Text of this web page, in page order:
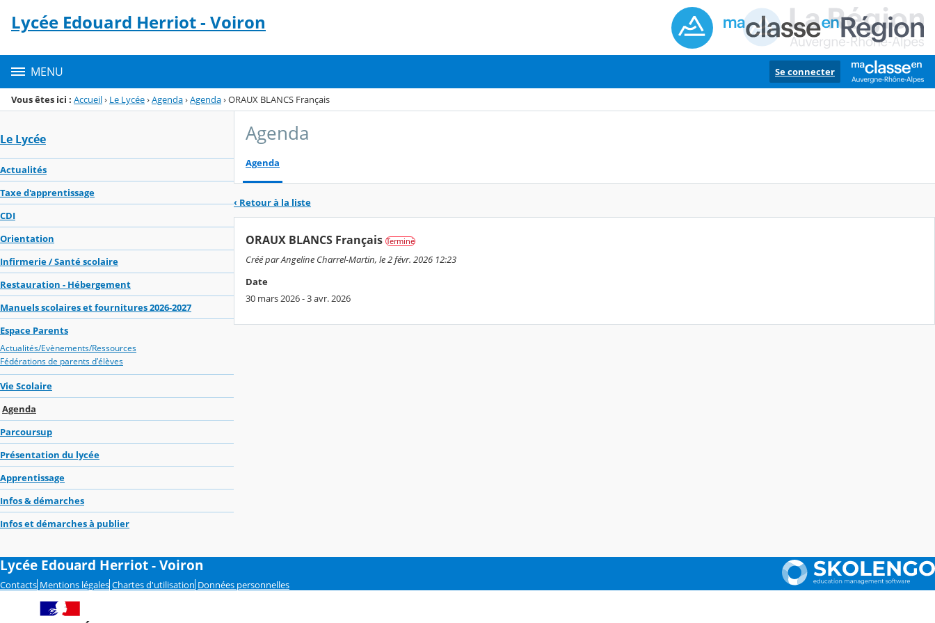
Menu de la rubrique
Contenu
Lycée Edouard Herriot - Voiron
MENU Se connecter
Vous êtes ici : Accueil› Le Lycée›Agenda›Agenda›ORAUX BLANCS Français
Le Lycée
Actualités
Taxe d'apprentissage
CDI
Orientation
Infirmerie / Santé scolaire
Restauration - Hébergement
Manuels scolaires et fournitures 2026-2027
Espace Parents
Actualités/Evènements/Ressources
Fédérations de parents d'élèves
Vie Scolaire
Agenda
Parcoursup
Présentation du lycée
Apprentissage
Infos & démarches
Infos et démarches à publier
Agenda
Agenda
‹ Retour à la liste
ORAUX BLANCS Français Terminé
Créé par Angeline Charrel-Martin, le 2 févr. 2026 12:23
Date
30 mars 2026 - 3 avr. 2026
Lycée Edouard Herriot - Voiron
Contacts Mentions légales Chartes d'utilisation Données personnelles